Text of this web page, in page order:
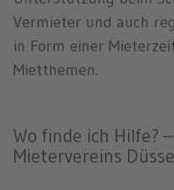
Vermieter und auch
in Form einer
Mietthemen.
Wo finde ich Hilfe?
Mietervereins